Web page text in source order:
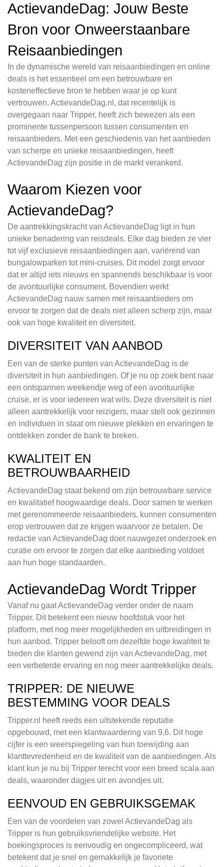
ActievandeDag: Jouw Beste
Bron voor Onweerstaanbare
Reisaanbiedingen
In de dynamische wereld van reisaanbiedingen en online
deals is het essentieel om een betrouwbare en
kosteneffectieve bron te hebben waar je op kunt
vertrouwen. ActievandeDag.nl, dat recentelijk is
overgegaan naar Tripper, heeft zich bewezen als een
prominente tussenpersoon tussen consumenten en
reisaanbieders. Met een geschiedenis van het aanbieden
van scherpe en unieke reisaanbiedingen, heeft
ActievandeDag zijn positie in de markt verankerd.
Waarom Kiezen voor
ActievandeDag?
De aantrekkingskracht van ActievandeDag ligt in hun
unieke benadering van reisdeals. Elke dag bieden ze vier
tot vijf exclusieve reisaanbiedingen aan, variërend van
bungalowparken tot mini-cruises. Dit model zorgt ervoor
dat er altijd iets nieuws en spannends beschikbaar is voor
de avontuurlijke consument. Bovendien werkt
ActievandeDag nauw samen met reisaanbieders om
ervoor te zorgen dat de deals niet alleen scherp zijn, maar
ook van hoge kwaliteit en diversiteit.
DIVERSITEIT VAN AANBOD
Een van de sterke punten van ActievandeDag is de
diversiteit in hun aanbiedingen. Of je nu op zoek bent naar
een ontspannen weekendje weg of een avontuurlijke
cruise, er is voor iedereen wat wils. Deze diversiteit is niet
alleen aantrekkelijk voor reizigers, maar stelt ook gezinnen
en individuen in staat om nieuwe plekken en ervaringen te
ontdekken zonder de bank te breken.
KWALITEIT EN
BETROUWBAARHEID
ActievandeDag staat bekend om zijn betrouwbare service
en kwalitatief hoogwaardige deals. Door samen te werken
met gerenommeerde reisaanbieders, kunnen consumenten
erop vertrouwen dat ze krijgen waarvoor ze betalen. De
redactie van ActievandeDag doet nauwgezet onderzoek en
curatie om ervoor te zorgen dat elke aanbieding voldoet
aan hun hoge standaarden.
ActievandeDag Wordt Tripper
Vanaf nu gaat ActievandeDag verder onder de naam
Tripper. Dit betekent een nieuw hoofdstuk voor het
platform, met nog meer mogelijkheden en uitbreidingen in
hun aanbod. Tripper belooft om dezelfde hoge kwaliteit te
bieden die klanten gewend zijn van ActievandeDag, met
een verbeterde ervaring en nog meer aantrekkelijke deals.
TRIPPER: DE NIEUWE
BESTEMMING VOOR DEALS
Tripper.nl heeft reeds een uitstekende reputatie
opgebouwd, met een klantwaardering van 9,6. Dit hoge
cijfer is een weerspiegeling van hun toewijding aan
klanttevredenheid en de kwaliteit van de aanbiedingen. Als
klant kun je nu bij Tripper terecht voor een breed scala aan
deals, waaronder dagjes uit en avondjes uit.
EENVOUD EN GEBRUIKSGEMAK
Een van de voordelen van zowel ActievandeDag als
Tripper is hun gebruiksvriendelijke website. Het
boekingsproces is eenvoudig en ongecompliceerd, wat
betekent dat je snel en gemakkelijk je favoriete